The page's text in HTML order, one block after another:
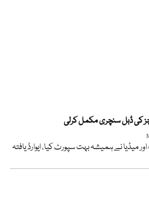
کی ڈبل سنچری مکمل کرلی
میڈیا نے ہمیشہ بہت سپورٹ کیا، ایوارڈ یافتہ